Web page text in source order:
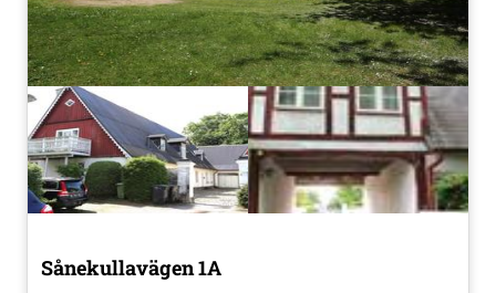
Sånekullavägen 1A